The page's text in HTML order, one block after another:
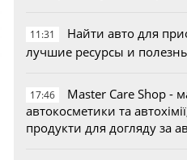
11:31
Найти авто для
лучшие ресурсы и
17:46
Master Care Shop -
автокосметики та
продукти для догляду за